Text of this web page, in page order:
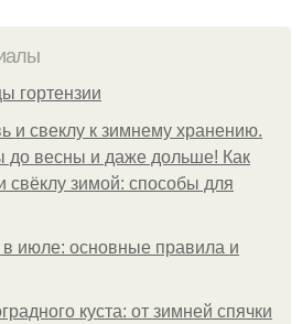
гортензии
и свеклу к зимнему хранению.
до весны и даже дольше! Как
свёклу зимой: способы для
в июле: основные правила и
куста: от зимней спячки